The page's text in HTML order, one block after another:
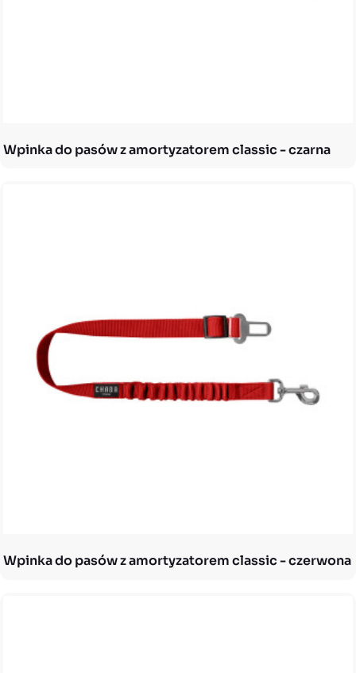
Wpinka do pasów z amortyzatorem classic - czarna
Wpinka do pasów z amortyzatorem classic - czerwona